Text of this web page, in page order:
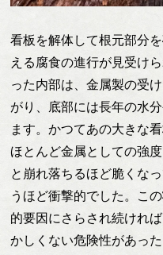
看板を解体して根元部分
える腐食の進行が見受け
った内部は、金属製の受
がり、底部には長年の水
ます。かつてあの大きな
ほとんど金属としての強
と崩れ落ちるほど脆くな
うほど衝撃的でした。こ
的要因にさらされ続けれ
かしくない危険性があっ